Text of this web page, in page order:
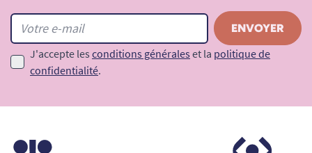
J'accepte les conditions générales et la politique de
confidentialité.